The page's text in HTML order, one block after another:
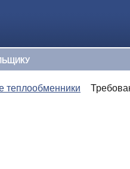
теплообменники